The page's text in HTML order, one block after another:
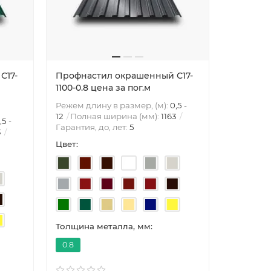
-
Профнастил окрашенный С17-
1100-0.8 цена за пог.м
Режем длину в размер, (м): 0,5 -
12
Полная ширина (мм): 1163
Гарантия, до, лет: 5
Цвет:
Толщина металла, мм:
0.8